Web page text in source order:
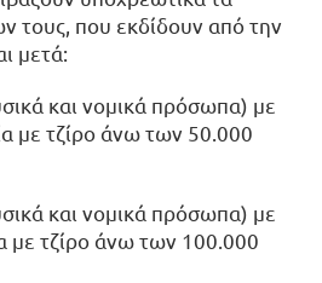
τους, που εκδίδουν από την
μετά:
και νομικά πρόσωπα) με
με τζίρο άνω των 50.000
και νομικά πρόσωπα) με
με τζίρο άνω των 100.000